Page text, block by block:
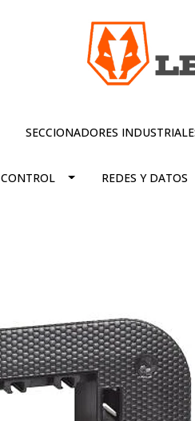
SECCIONADORES
CONTROL REDES Y DATOS